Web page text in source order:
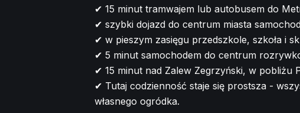
✔ 15 minut tramwajem lub autobusem do
✔ szybki dojazd do centrum miasta
✔ w pieszym zasięgu przedszkole, szkoła i
✔ 5 minut samochodem do centrum
✔ 15 minut nad Zalew Zegrzyński, w pobliżu
✔ Tutaj codzienność staje się prostsza -
własnego ogródka.